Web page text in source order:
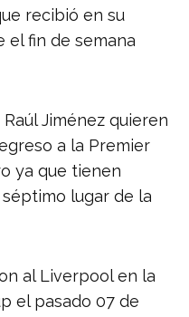
recibió en su
el fin de semana
Jiménez quieren
a la Premier
ya que tienen
lugar de la
al Liverpool en la
el pasado 07 de